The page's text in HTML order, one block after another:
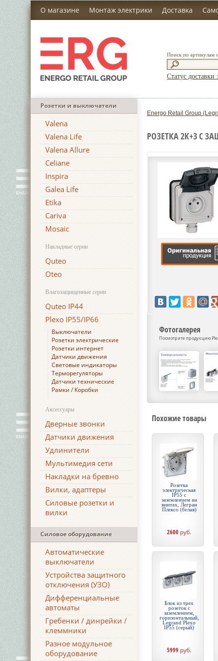
О магазине Монтаж электрики Доставка
Поиск по артикулам
Статус доставки
Розетки и выключатели
Valena
Valena Life
Valena Allure
Celiane
Inspira
Galea Life
Etika
Cariva
Mosaic
Накладные серии
Quteo
Oteo
Влагозащищенные серии
Quteo IP44
Plexo IP55/IP66
Выключатели
Розетки электрические
Розетки интернет
Датчики движения
Световые индикаторы
Терморегуляторы
Датчики технические
Рамки / Коробки
Аксессуары
Дверные звонки
Датчики движения
Удлинители
Мультимедия сети
Накладки на бревно
Вилки, адаптеры
Силовые розетки и
вилки
Силовое оборудование
Автоматические
выключатели
Устройства защитного
отключения (УЗО)
Дифференциальные
автоматы
Гребенки / динрейки /
клеммники
Разное модульное
оборудование
Energo Retail Group
РОЗЕТКА 2К+3 С
Фотогалерея
Посмотрите продукцию
Похожие товары
Розетка
электрическая
IP55 с
заземлением на
винтах, Легран
Плексо (белая)
2600 руб.
Блок из трех
розеток с
заземлением,
горизонтальный,
Legrand Plexo
IP55 (серый)
5999 руб.